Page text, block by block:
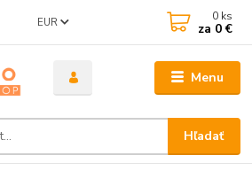
Menu
EUR
Hľadať
0 ks
za 0 €